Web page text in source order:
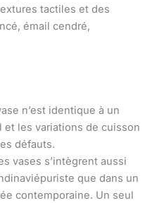
tactiles et des
émail cendré,
n’est identique à un
et les variations de cuisson
défauts.
vases s’intègrent aussi
que dans un
contemporaine. Un seul